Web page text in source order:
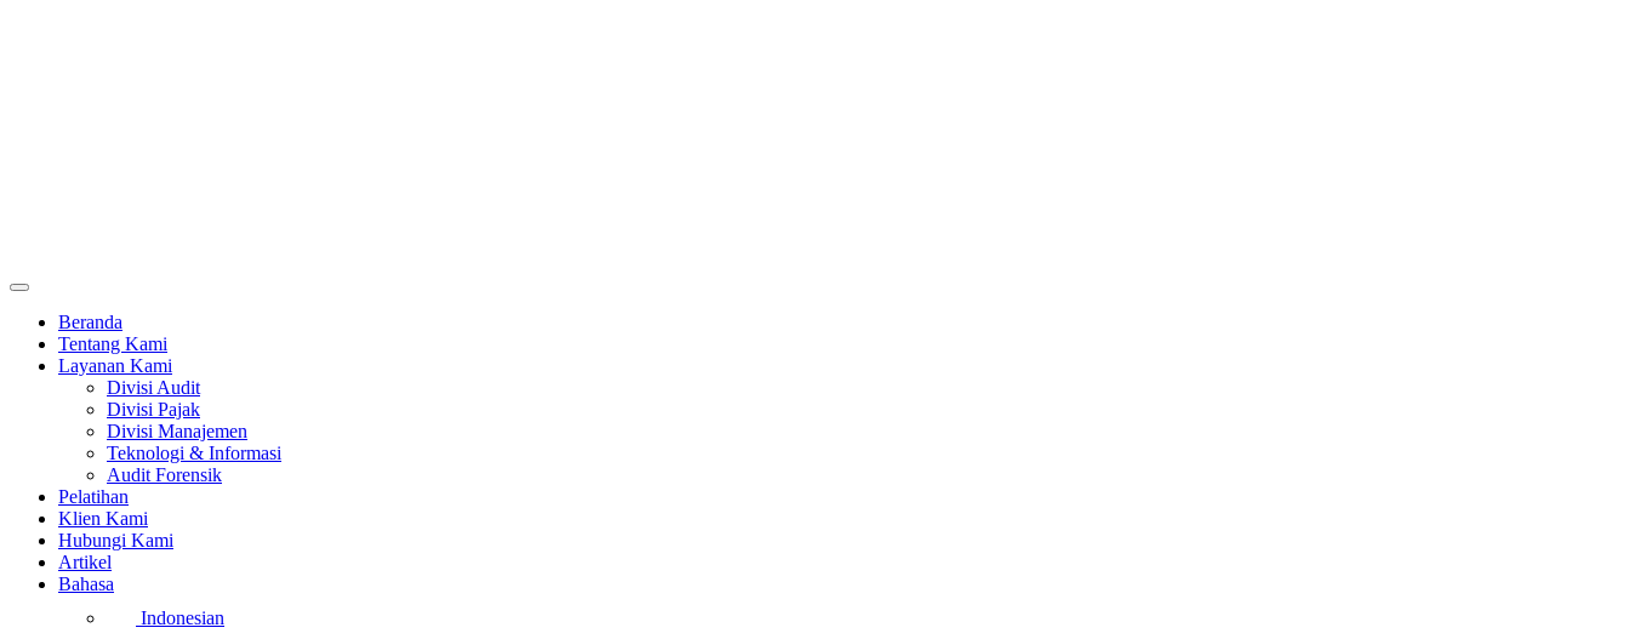
Beranda
Tentang Kami
Layanan Kami
Divisi Audit
Divisi Pajak
Divisi Manajemen
Teknologi & Informasi
Audit Forensik
Pelatihan
Klien Kami
Hubungi Kami
Artikel
Bahasa
Indonesian